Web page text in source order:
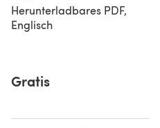
Herunterladbares PDF,
Englisch
Gratis